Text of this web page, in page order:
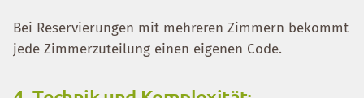
Bei Reservierungen mit mehreren Zimmern bekommt
jede Zimmerzuteilung einen eigenen Code.